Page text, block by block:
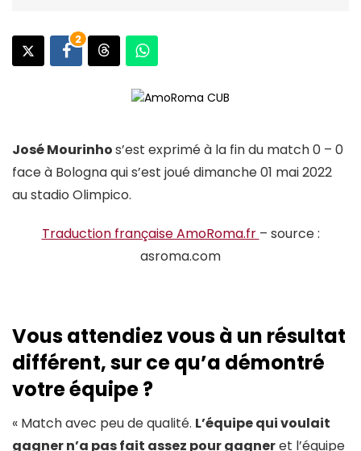
2
José Mourinhos’est exprimé à la fin du match 0 – 0
face à Bologna qui s’est joué dimanche 01 mai 2022
au stadio Olimpico.
Traduction française AmoRoma.fr – source :
asroma.com
Vous attendiez vous à un résultat
différent, sur ce qu’a démontré
votre équipe ?
« Match avec peu de qualité. L’équipe qui voulait
gagner n’a pas fait assez pour gagneret l’équipe